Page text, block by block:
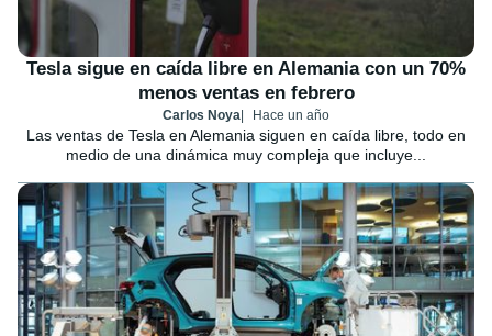
Tesla sigue en caída libre en Alemania con un 70%
menos ventas en febrero
Carlos Noya Hace un año
Las ventas de Tesla en Alemania siguen en caída libre, todo en
medio de una dinámica muy compleja que incluye...